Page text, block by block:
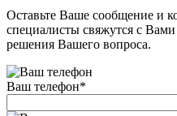
Оставьте Ваше сообщение и
специалисты свяжутся с
решения Вашего вопроса.
Ваш телефон*